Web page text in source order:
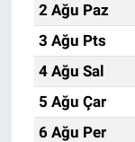
2 Ağu Paz
3 Ağu Pts
4 Ağu Sal
5 Ağu Çar
6 Ağu Per